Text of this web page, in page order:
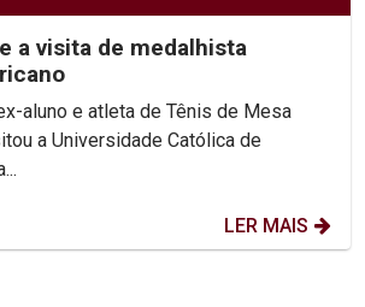
a visita de medalhista
aluno e atleta de Tênis de Mesa
a Universidade Católica de
LER MAIS